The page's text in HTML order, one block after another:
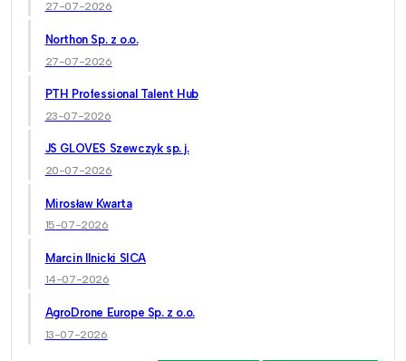
27-07-2026
Northon Sp. z o.o.
27-07-2026
PTH Professional Talent Hub
23-07-2026
JS GLOVES Szewczyk sp. j.
20-07-2026
Mirosław Kwarta
15-07-2026
Marcin Ilnicki SICA
14-07-2026
AgroDrone Europe Sp. z o.o.
13-07-2026